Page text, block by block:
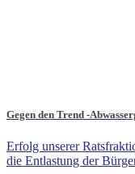
Gegen den Trend -
Erfolg unserer
die Entlastung der